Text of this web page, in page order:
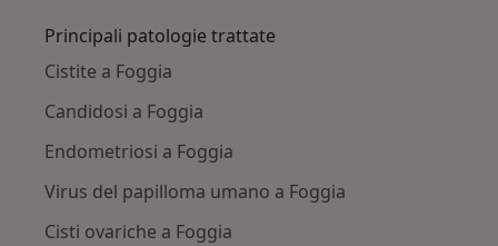
Principali patologie trattate
Cistite a Foggia
Candidosi a Foggia
Endometriosi a Foggia
Virus del papilloma umano a Foggia
Cisti ovariche a Foggia